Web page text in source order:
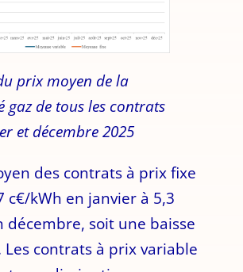
prix moyen de la
gaz de tous les contrats
et décembre 2025
des contrats à prix fixe
c€/kWh en janvier à 5,3
décembre, soit une baisse
Les contrats à prix variable